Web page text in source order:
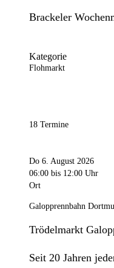
Brackeler
Kategorie
Flohmarkt
18 Termine
Do 6. August 2026
06:00 bis 12:00 Uhr
Ort
Galopprennbahn
Trödelmarkt
Seit 20 Jahren